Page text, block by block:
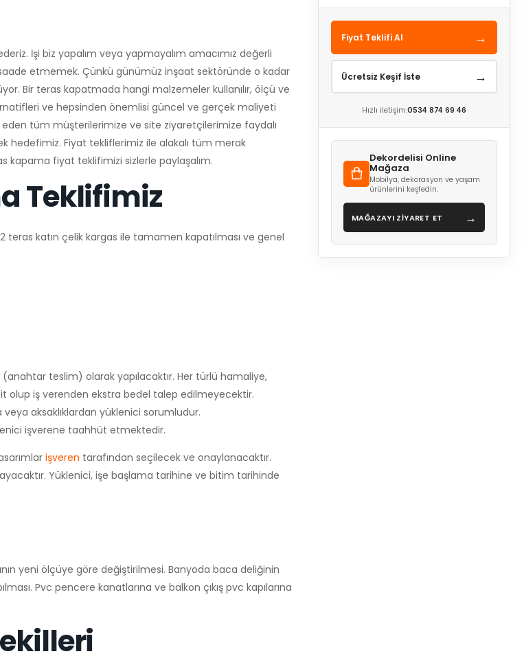
Fiyat Teklifi Al →
Ücretsiz Keşif İste →
Hızlı iletişim:0534 874 69 46
Dekordelisi Online
Mağaza
Mobilya, dekorasyon ve yaşam
ürünlerini keşfedin.
MAĞAZAYI ZİYARET ET →
İşi biz yapalım veya yapmayalım amacımız değerli
etmemek. Çünkü günümüz inşaat sektöründe o kadar
Bir teras kapatmada hangi malzemeler kullanılır, ölçü ve
ve hepsinden önemlisi güncel ve gerçek maliyeti
eden tüm müşterilerimize ve site ziyaretçilerimize faydalı
hedefimiz. Fiyat tekliflerimiz ile alakalı tüm merak
kapama fiyat teklifimizi sizlerle paylaşalım.
Teklifimiz
teras katın çelik kargas ile tamamen kapatılması ve genel
teslim) olarak yapılacaktır. Her türlü hamaliye,
olup iş verenden ekstra bedel talep edilmeyecektir.
aksaklıklardan yüklenici sorumludur.
işverene taahhüt etmektedir.
işveren tarafından seçilecek ve onaylanacaktır.
Yüklenici, işe başlama tarihine ve bitim tarihinde
yeni ölçüye göre değiştirilmesi. Banyoda baca deliğinin
Pvc pencere kanatlarına ve balkon çıkış pvc kapılarına